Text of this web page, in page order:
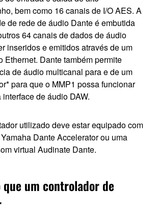
bem como 16 canais de I/O AES. A
de rede de áudio Dante é embutida
64 canais de dados de áudio
inseridos e emitidos através de um
Ethernet. Dante também permite
de áudio multicanal para e de um
para que o MMP1 possa funcionar
de áudio DAW.
utilizado deve estar equipado com
Dante Accelerator ou uma
virtual Audinate Dante.
que um controlador de